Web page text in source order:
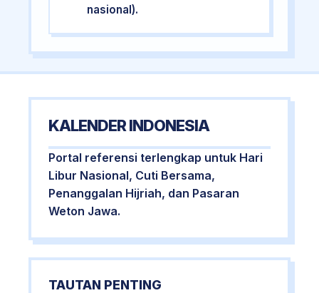
nasional).
KALENDER INDONESIA
Portal referensi terlengkap untuk Hari
Libur Nasional, Cuti Bersama,
Penanggalan Hijriah, dan Pasaran
Weton Jawa.
TAUTAN PENTING